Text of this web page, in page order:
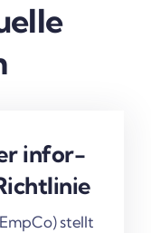
infor­
stellt